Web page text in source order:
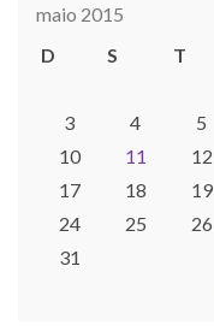
maio 2015
D
S T
3
4 5
10
11 12
17
18 19
24
25 26
31